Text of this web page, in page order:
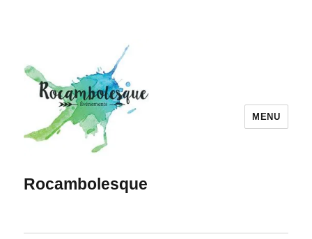
Rocambolesque
MENU